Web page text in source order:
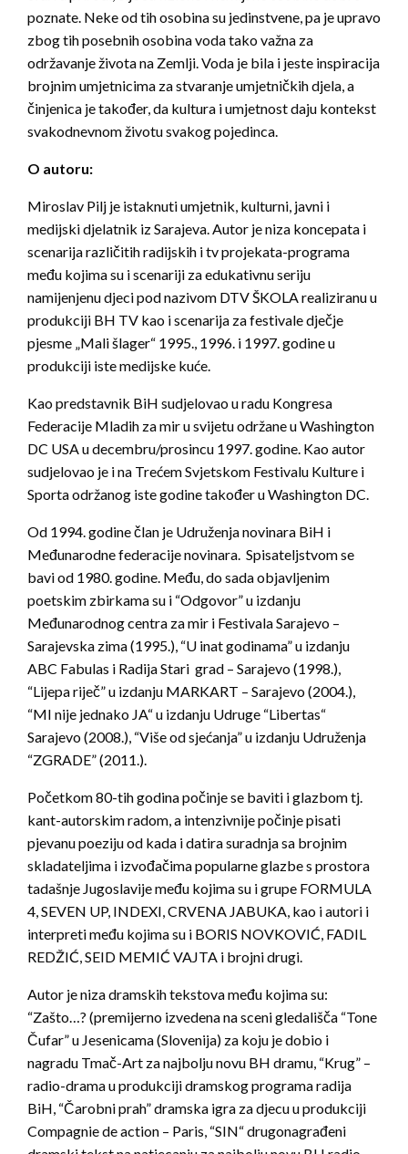
poznate. Neke od tih osobina su jedinstvene, pa je upravo
zbog tih posebnih osobina voda tako važna za
održavanje života na Zemlji. Voda je bila i jeste inspiracija
brojnim umjetnicima za stvaranje umjetničkih djela, a
činjenica je također, da kultura i umjetnost daju kontekst
svakodnevnom životu svakog pojedinca.
O autoru:
Miroslav Pilj je istaknuti umjetnik, kulturni, javni i
medijski djelatnik iz Sarajeva. Autor je niza koncepata i
scenarija različitih radijskih i tv projekata-programa
među kojima su i scenariji za edukativnu seriju
namijenjenu djeci pod nazivom DTV ŠKOLA realiziranu u
produkciji BH TV kao i scenarija za festivale dječje
pjesme „Mali šlager“ 1995., 1996. i 1997. godine u
produkciji iste medijske kuće.
Kao predstavnik BiH sudjelovao u radu Kongresa
Federacije Mladih za mir u svijetu održane u Washington
DC USA u decembru/prosincu 1997. godine. Kao autor
sudjelovao je i na Trećem Svjetskom Festivalu Kulture i
Sporta održanog iste godine također u Washington DC.
Od 1994. godine član je Udruženja novinara BiH i
Međunarodne federacije novinara. Spisateljstvom se
bavi od 1980. godine. Među, do sada objavljenim
poetskim zbirkama su i “Odgovor” u izdanju
Međunarodnog centra za mir i Festivala Sarajevo –
Sarajevska zima (1995.), “U inat godinama” u izdanju
ABC Fabulas i Radija Stari grad – Sarajevo (1998.),
“Lijepa riječ” u izdanju MARKART – Sarajevo (2004.),
“MI nije jednako JA“ u izdanju Udruge “Libertas“
Sarajevo (2008.), “Više od sjećanja” u izdanju Udruženja
“ZGRADE” (2011.).
Početkom 80-tih godina počinje se baviti i glazbom tj.
kant-autorskim radom, a intenzivnije počinje pisati
pjevanu poeziju od kada i datira suradnja sa brojnim
skladateljima i izvođačima popularne glazbe s prostora
tadašnje Jugoslavije među kojima su i grupe FORMULA
4, SEVEN UP, INDEXI, CRVENA JABUKA, kao i autori i
interpreti među kojima su i BORIS NOVKOVIĆ, FADIL
REDŽIĆ, SEID MEMIĆ VAJTA i brojni drugi.
Autor je niza dramskih tekstova među kojima su:
“Zašto…? (premijerno izvedena na sceni gledališča “Tone
Čufar” u Jesenicama (Slovenija) za koju je dobio i
nagradu Tmač-Art za najbolju novu BH dramu, “Krug” –
radio-drama u produkciji dramskog programa radija
BiH, “Čarobni prah” dramska igra za djecu u produkciji
Compagnie de action – Paris, “SIN“ drugonagrađeni